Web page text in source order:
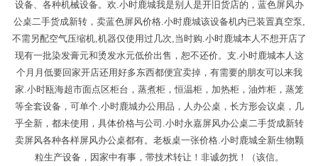
设备、各种机械设备。欢.小时鹿城我是别人是开旧货店的，蓝色屏风办
公桌二手货成新转，卖蓝色屏风价格.小时鹿城该设备机内已装置真空泵,
不需另配空气压缩机,机器仅使用过几次,当时购.小时鹿城本人不想开店了
现有一批染发膏元和烫发水元低价出售，恕不还价。支.小时鹿城本人这
个月月低要回家开店还用好多东西都便宜卖掉，有需要的朋友可以来我
家.小时瓯海超市面点区柜台，蒸煮柜，恒温柜，加热柜，油炸柜，蒸笼
等全套设备，可单个.小时鹿城办公用品，人办公桌，长方形会议桌，几
乎全新，都未使用，具体价格与公司.小时永嘉屏风办公桌二手货成新转
卖屏风各种各样屏风办公桌都有。老板桌一张价格.小时鹿城全新生物颗
粒生产设备，因家中有事，带技术转让！非诚勿扰！（该信。